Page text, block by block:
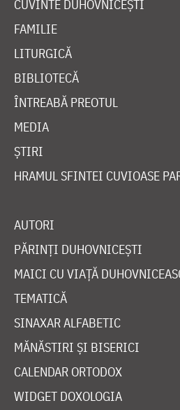
CUVINTE DUHOVNICEȘTI
FAMILIE
LITURGICĂ
BIBLIOTECĂ
ÎNTREABĂ PREOTUL
MEDIA
ȘTIRI
HRAMUL SFINTEI CUVIOASE
AUTORI
PĂRINȚI DUHOVNICEȘTI
MAICI CU VIAȚĂ
TEMATICĂ
SINAXAR ALFABETIC
MĂNĂSTIRI ȘI BISERICI
CALENDAR ORTODOX
WIDGET DOXOLOGIA